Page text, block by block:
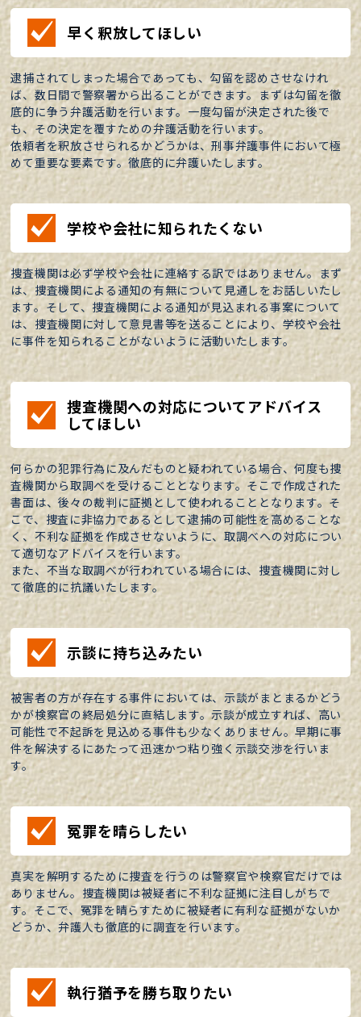
早く釈放してほしい
逮捕されてしまった場合であっても、勾留を認めさせなけれ
ば、数日間で警察署から出ることができます。まずは勾留を徹
底的に争う弁護活動を行います。一度勾留が決定された後で
も、その決定を覆すための弁護活動を行います。
依頼者を釈放させられるかどうかは、刑事弁護事件において極
めて重要な要素です。徹底的に弁護いたします。
学校や会社に知られたくない
捜査機関は必ず学校や会社に連絡する訳ではありません。まず
は、捜査機関による通知の有無について見通しをお話しいたし
ます。そして、捜査機関による通知が見込まれる事案について
は、捜査機関に対して意見書等を送ることにより、学校や会社
に事件を知られることがないように活動いたします。
捜査機関への対応についてアドバイス
してほしい
何らかの犯罪行為に及んだものと疑われている場合、何度も捜
査機関から取調べを受けることとなります。そこで作成された
書面は、後々の裁判に証拠として使われることとなります。そ
こで、捜査に非協力であるとして逮捕の可能性を高めることな
く、不利な証拠を作成させないように、取調べへの対応につい
て適切なアドバイスを行います。
また、不当な取調べが行われている場合には、捜査機関に対し
て徹底的に抗議いたします。
示談に持ち込みたい
被害者の方が存在する事件においては、示談がまとまるかどう
かが検察官の終局処分に直結します。示談が成立すれば、高い
可能性で不起訴を見込める事件も少なくありません。早期に事
件を解決するにあたって迅速かつ粘り強く示談交渉を行いま
す。
冤罪を晴らしたい
真実を解明するために捜査を行うのは警察官や検察官だけでは
ありません。捜査機関は被疑者に不利な証拠に注目しがちで
す。そこで、冤罪を晴らすために被疑者に有利な証拠がないか
どうか、弁護人も徹底的に調査を行います。
執行猶予を勝ち取りたい